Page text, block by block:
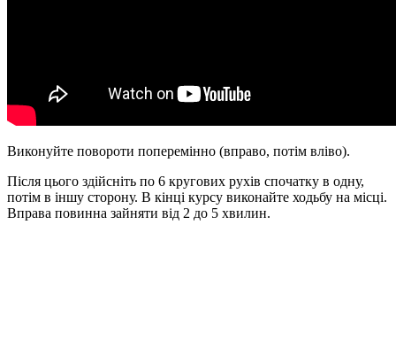
Виконуйте повороти поперемінно (вправо, потім вліво).
Після цього здійсніть по 6 кругових рухів спочатку в одну,
потім в іншу сторону. В кінці курсу виконайте ходьбу на місці.
Вправа повинна зайняти від 2 до 5 хвилин.